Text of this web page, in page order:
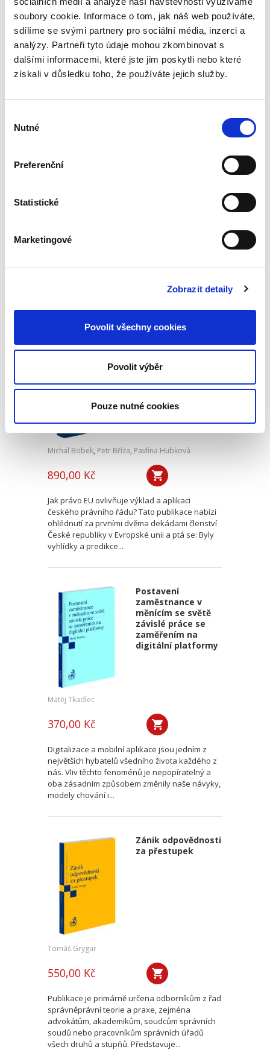
soubory cookie. Informace o tom, jak náš web používáte,
sdílíme se svými partnery pro sociální média, inzerci a
analýzy. Partneři tyto údaje mohou zkombinovat s
dalšími informacemi, které jste jim poskytli nebo které
získali v důsledku toho, že používáte jejich služby.
souhlasu
Nutné
Preferenční
Statistické
Marketingové
Zobrazit detaily
Povolit všechny cookies
Povolit výběr
Pouze nutné cookies
Publikace navazuje na druhé vydání autorova
podrobného komentáře k Nařízení 2015/848 o
insolvenčním řízení, který vyšel v české verzi u
C. H. Beck v roce 2020. Zmíněný komentář byl
zpracován v...
nepřenosné části
Lucie Přenosilová
2019/1158 ze dne 20. června 2019 o rovnováze
Dvacet let
vnitrostátní
aplikace práva EU
Michal Bobek, Petr Bříza, Pavlína Hubková
890,00 Kč
Jak právo EU ovlivňuje výklad a aplikaci
českého právního řádu? Tato publikace nabízí
ohlédnutí za prvními dvěma dekádami členství
České republiky v Evropské unii a ptá se: Byly
vyhlídky a predikce...
Postavení
zaměstnance v
měnícím se světě
závislé práce se
zaměřením na
digitální platformy
Matěj Tkadlec
370,00 Kč
Digitalizace a mobilní aplikace jsou jedním z
největších hybatelů všedního života každého z
nás. Vliv těchto fenoménů je nepopíratelný a
oba zásadním způsobem změnily naše návyky,
modely chování i...
Zánik odpovědnosti
za přestupek
Tomáš Grygar
550,00 Kč
Publikace je primárně určena odborníkům z řad
správněprávní teorie a praxe, zejména
advokátům, akademikům, soudcům správních
soudů nebo pracovníkům správních úřadů
všech druhů a stupňů. Představuje...